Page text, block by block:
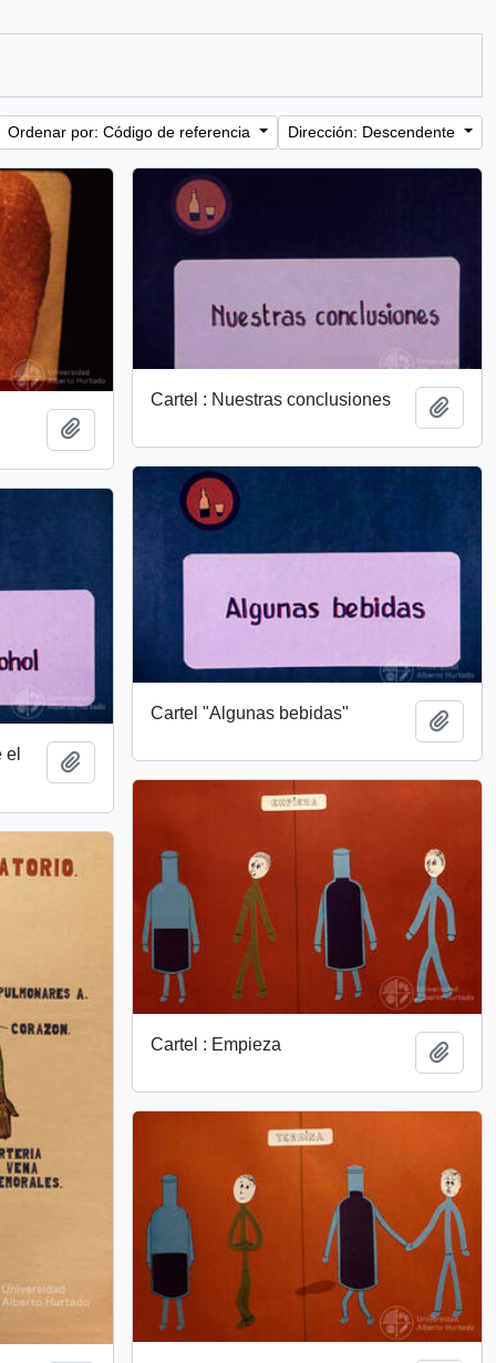
Ordenar por: Código de referencia Dirección: Descendente
Añadir al portapapeles
Cartel : Nuestras conclusiones
Cartel "Algunas bebidas"
el
Añadir al portapapeles
Cartel : Empieza